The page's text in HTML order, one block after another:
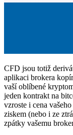
CFD jsou totiž
aplikaci brokera
vaší oblíbené
jeden kontrakt na
vzroste i cena
ziskem (nebo i ze
zpátky vašemu